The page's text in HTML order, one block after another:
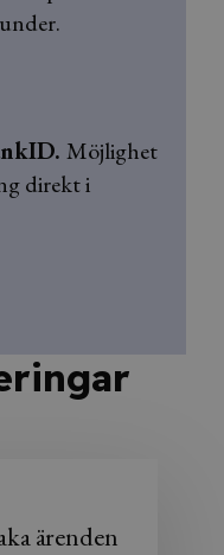
Möjlighet
direkt i
ärenden